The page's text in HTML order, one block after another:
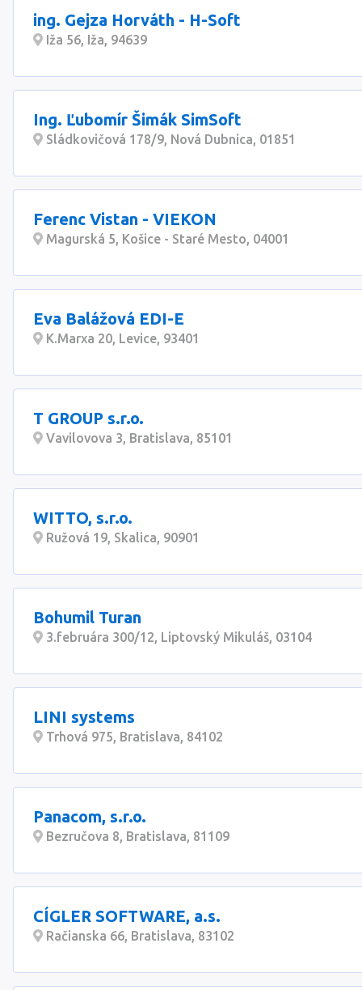
ing. Gejza Horváth - H-Soft
Iža 56, Iža, 94639
Ing. Ľubomír Šimák SimSoft
Sládkovičová 178/9, Nová Dubnica, 01851
Ferenc Vistan - VIEKON
Magurská 5, Košice - Staré Mesto, 04001
Eva Balážová EDI-E
K.Marxa 20, Levice, 93401
T GROUP s.r.o.
Vavilovova 3, Bratislava, 85101
WITTO, s.r.o.
Ružová 19, Skalica, 90901
Bohumil Turan
3.februára 300/12, Liptovský Mikuláš, 03104
LINI systems
Trhová 975, Bratislava, 84102
Panacom, s.r.o.
Bezručova 8, Bratislava, 81109
CÍGLER SOFTWARE, a.s.
Račianska 66, Bratislava, 83102